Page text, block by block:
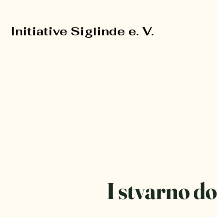
Initiative Siglinde e. V.
Initiative Siglinde e. V.
I stvarno